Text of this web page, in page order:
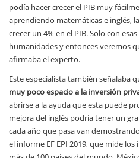
podía hacer crecer el PIB muy
aprendiendo matemáticas e inglés,
crecer un 4% en el PIB. Solo con
humanidades y entonces veremos
afirmaba el experto.
Este especialista también señalaba
muy poco espacio a la inversión
abrirse a la ayuda que esta puede
mejora del inglés podría tener un
cada año que pasa van
el informe EF EPI 2019, que mide